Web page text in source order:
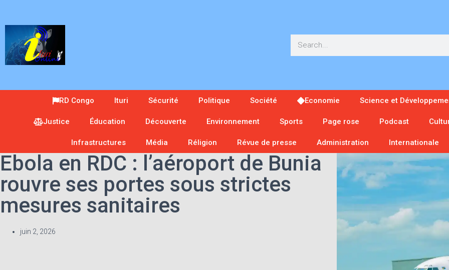
RD Congo Ituri Sécurité Politique Société Economie Science et
Justice Éducation Découverte Environnement Sports Page rose Podcast
Infrastructures Média Réligion Révue de presse Administration Internationale
Ebola en RDC : l’aéroport de Bunia
rouvre ses portes sous strictes
mesures sanitaires
juin 2, 2026